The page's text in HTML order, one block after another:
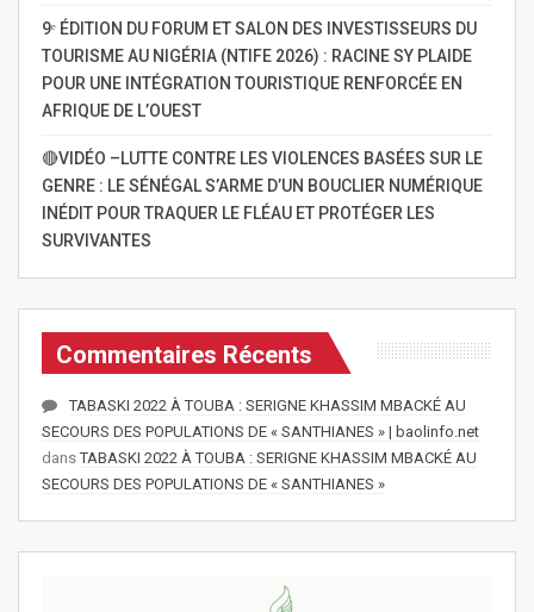
9ᵉ ÉDITION DU FORUM ET SALON DES INVESTISSEURS DU
TOURISME AU NIGÉRIA (NTIFE 2026) : RACINE SY PLAIDE
POUR UNE INTÉGRATION TOURISTIQUE RENFORCÉE EN
AFRIQUE DE L’OUEST
🔴VIDÉO –LUTTE CONTRE LES VIOLENCES BASÉES SUR LE
GENRE : LE SÉNÉGAL S’ARME D’UN BOUCLIER NUMÉRIQUE
INÉDIT POUR TRAQUER LE FLÉAU ET PROTÉGER LES
SURVIVANTES
Commentaires Récents
TABASKI 2022 À TOUBA : SERIGNE KHASSIM MBACKÉ AU
SECOURS DES POPULATIONS DE « SANTHIANES » | baolinfo.net
dansTABASKI 2022 À TOUBA : SERIGNE KHASSIM MBACKÉ AU
SECOURS DES POPULATIONS DE « SANTHIANES »